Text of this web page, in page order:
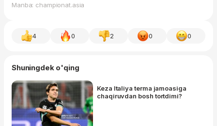
Manba: championat.asia
4 0 2 0 0
Shuningdek o'qing
Keza Italiya terma jamoasiga
chaqiruvdan bosh tortdimi?